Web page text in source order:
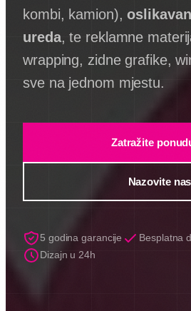
kombi, kamion),
ureda, te reklamne
wrapping, zidne grafike,
sve na jednom mjestu.
Zatražite
Nazovite nas
5 godina garancije
Besplatna
Dizajn u 24h